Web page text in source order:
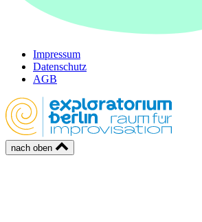
Impressum
Datenschutz
AGB
nach oben